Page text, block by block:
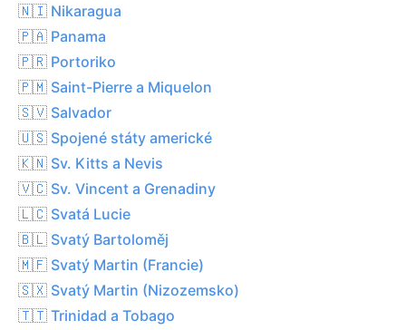
🇳🇮 Nikaragua
🇵🇦 Panama
🇵🇷 Portoriko
🇵🇲 Saint-Pierre a Miquelon
🇸🇻 Salvador
🇺🇸 Spojené státy americké
🇰🇳 Sv. Kitts a Nevis
🇻🇨 Sv. Vincent a Grenadiny
🇱🇨 Svatá Lucie
🇧🇱 Svatý Bartoloměj
🇲🇫 Svatý Martin (Francie)
🇸🇽 Svatý Martin (Nizozemsko)
🇹🇹 Trinidad a Tobago